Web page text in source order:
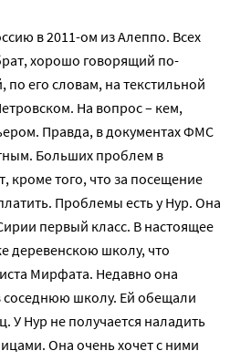
в 2011-ом из Алеппо. Всех
хорошо говорящий по-
его словам, на текстильной
На вопрос – кем,
Правда, в документах ФМС
Больших проблем в
кроме того, что за посещение
Проблемы есть у Нур. Она
первый класс. В настоящее
деревенскою школу, что
Мирфата. Недавно она
соседнюю школу. Ей обещали
У Нур не получается наладить
Она очень хочет с ними